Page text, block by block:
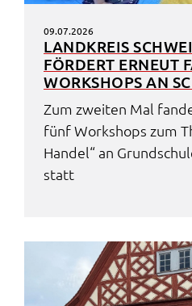
09.07.2026
LAND­KREIS
FÖRDERT ERNEUT
WORK­SHOPS AN
Zum zwei­ten Mal
fünf Work­shops zum
Handel“ an
statt